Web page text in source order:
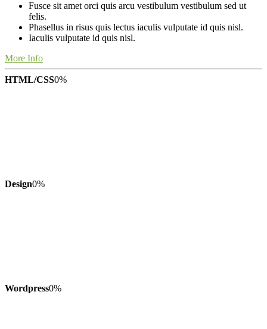
Fusce sit amet orci quis arcu vestibulum vestibulum sed ut
felis.
Phasellus in risus quis lectus iaculis vulputate id quis nisl.
Iaculis vulputate id quis nisl.
More Info
HTML/CSS0%
Design0%
Wordpress0%